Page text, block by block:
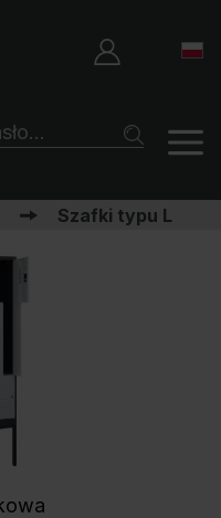
Szafki typu L